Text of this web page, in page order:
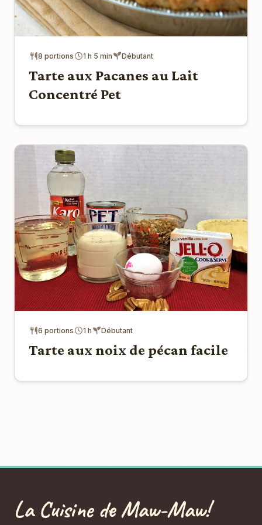
8 portions 1 h 5 min Débutant
Tarte aux Pacanes au Lait
Concentré Pet
6 portions 1 h Débutant
Tarte aux noix de pécan facile
La Cuisine de Maw-Maw!